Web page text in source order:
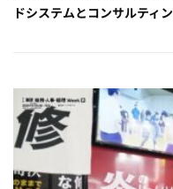
ドシステムとコンサルティ